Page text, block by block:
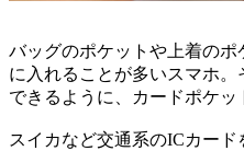
バッグのポケットや上着の
に入れることが多いスマホ
できるように、カードポケッ
スイカなど交通系のICカー